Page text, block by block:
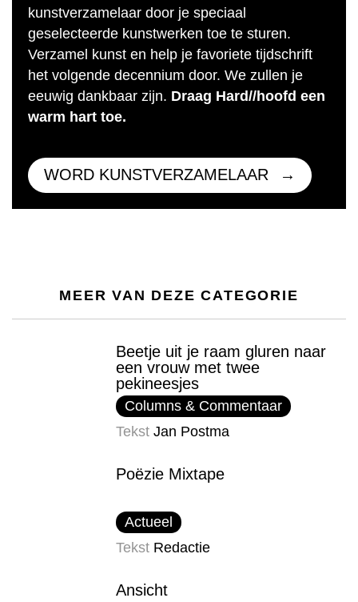
kunstverzamelaar door je speciaal
geselecteerde kunstwerken toe te sturen.
Verzamel kunst en help je favoriete tijdschrift
het volgende decennium door. We zullen je
eeuwig dankbaar zijn. Draag Hard//hoofd een
warm hart toe.
WORD KUNSTVERZAMELAAR
MEER VAN DEZE CATEGORIE
Beetje uit je raam gluren naar
een vrouw met twee
pekineesjes
Columns & Commentaar
Tekst Jan Postma
Poëzie Mixtape
Actueel
Tekst Redactie
Ansicht